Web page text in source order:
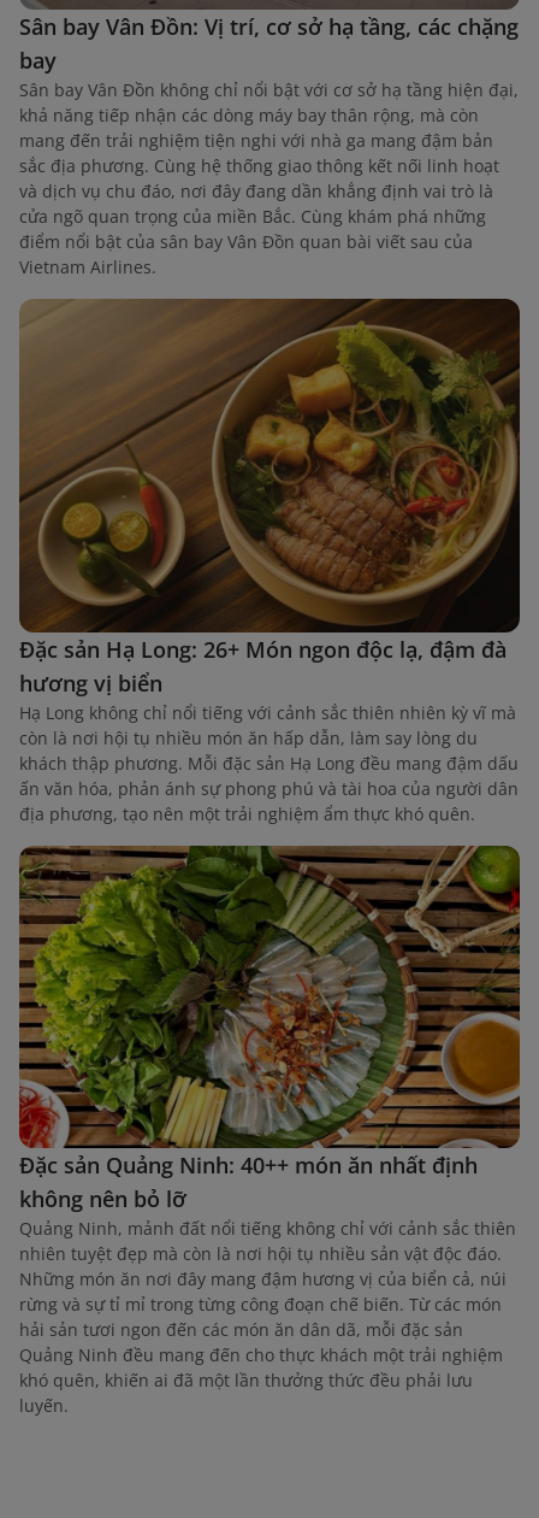
Sân bay Vân Đồn: Vị trí, cơ sở hạ tầng, các chặng
bay
Sân bay Vân Đồn không chỉ nổi bật với cơ sở hạ tầng hiện đại,
khả năng tiếp nhận các dòng máy bay thân rộng, mà còn
mang đến trải nghiệm tiện nghi với nhà ga mang đậm bản
sắc địa phương. Cùng hệ thống giao thông kết nối linh hoạt
và dịch vụ chu đáo, nơi đây đang dần khẳng định vai trò là
cửa ngõ quan trọng của miền Bắc. Cùng khám phá những
điểm nổi bật của sân bay Vân Đồn quan bài viết sau của
Vietnam Airlines.
Đặc sản Hạ Long: 26+ Món ngon độc lạ, đậm đà
hương vị biển
Hạ Long không chỉ nổi tiếng với cảnh sắc thiên nhiên kỳ vĩ mà
còn là nơi hội tụ nhiều món ăn hấp dẫn, làm say lòng du
khách thập phương. Mỗi đặc sản Hạ Long đều mang đậm dấu
ấn văn hóa, phản ánh sự phong phú và tài hoa của người dân
địa phương, tạo nên một trải nghiệm ẩm thực khó quên.
Đặc sản Quảng Ninh: 40++ món ăn nhất định
không nên bỏ lỡ
Quảng Ninh, mảnh đất nổi tiếng không chỉ với cảnh sắc thiên
nhiên tuyệt đẹp mà còn là nơi hội tụ nhiều sản vật độc đáo.
Những món ăn nơi đây mang đậm hương vị của biển cả, núi
rừng và sự tỉ mỉ trong từng công đoạn chế biến. Từ các món
hải sản tươi ngon đến các món ăn dân dã, mỗi đặc sản
Quảng Ninh đều mang đến cho thực khách một trải nghiệm
khó quên, khiến ai đã một lần thưởng thức đều phải lưu
luyến.